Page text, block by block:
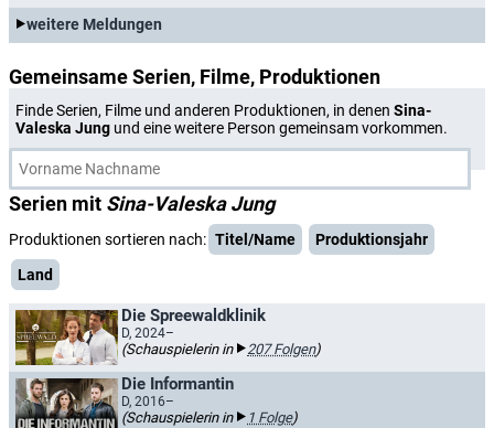
weitere Meldungen
Gemeinsame Serien, Filme, Produktionen
Finde Serien, Filme und anderen Produktionen, in denen Sina-
Valeska Jung und eine weitere Person gemeinsam vorkommen.
Serien mit Sina-Valeska Jung
Produktionen sortieren nach: Titel/Name
Produktionsjahr
Land
Die Spreewaldklinik
D, 2024–
(Schauspielerin in 207 Folgen)
Die Informantin
D, 2016–
(Schauspielerin in 1 Folge)